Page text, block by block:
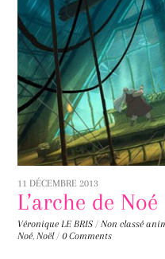
11 DÉCEMBRE 2013
L’arche de Noé
Véronique LE BRIS / Non classé
Noé,Noël / 0 Comments